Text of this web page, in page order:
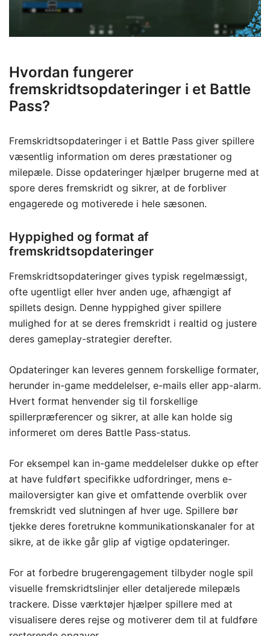
Hvordan fungerer
fremskridtsopdateringer i et Battle
Pass?
Fremskridtsopdateringer i et Battle Pass giver spillere
væsentlig information om deres præstationer og
milepæle. Disse opdateringer hjælper brugerne med at
spore deres fremskridt og sikrer, at de forbliver
engagerede og motiverede i hele sæsonen.
Hyppighed og format af
fremskridtsopdateringer
Fremskridtsopdateringer gives typisk regelmæssigt,
ofte ugentligt eller hver anden uge, afhængigt af
spillets design. Denne hyppighed giver spillere
mulighed for at se deres fremskridt i realtid og justere
deres gameplay-strategier derefter.
Opdateringer kan leveres gennem forskellige formater,
herunder in-game meddelelser, e-mails eller app-alarm.
Hvert format henvender sig til forskellige
spillerpræferencer og sikrer, at alle kan holde sig
informeret om deres Battle Pass-status.
For eksempel kan in-game meddelelser dukke op efter
at have fuldført specifikke udfordringer, mens e-
mailoversigter kan give et omfattende overblik over
fremskridt ved slutningen af hver uge. Spillere bør
tjekke deres foretrukne kommunikationskanaler for at
sikre, at de ikke går glip af vigtige opdateringer.
For at forbedre brugerengagement tilbyder nogle spil
visuelle fremskridtslinjer eller detaljerede milepæls
trackere. Disse værktøjer hjælper spillere med at
visualisere deres rejse og motiverer dem til at fuldføre